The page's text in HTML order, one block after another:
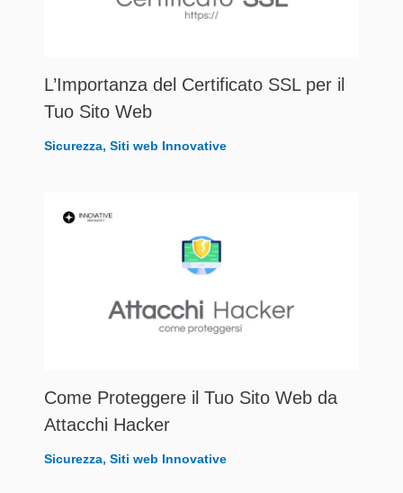
L’Importanza del Certificato SSL per il
Tuo Sito Web
Sicurezza, Siti web Innovative
Come Proteggere il Tuo Sito Web da
Attacchi Hacker
Sicurezza, Siti web Innovative